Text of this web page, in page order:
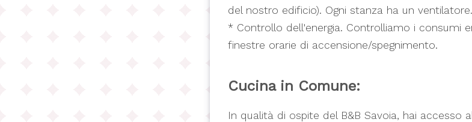
del nostro edificio). Ogni stanza ha un ventilatore.
* Controllo dell'energia. Controlliamo i consumi
finestre orarie di accensione/spegnimento.
Cucina in Comune:
In qualità di ospite del B&B Savoia, hai accesso